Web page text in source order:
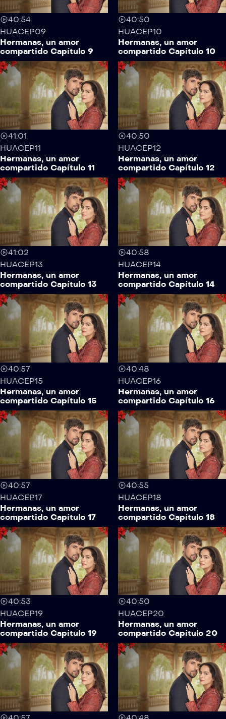
40:54
HUACEP09
Hermanas, un amor
compartido Capítulo 9
40:50
HUACEP10
Hermanas, un amor
compartido Capítulo 10
41:01
HUACEP11
Hermanas, un amor
compartido Capítulo 11
40:50
HUACEP12
Hermanas, un amor
compartido Capítulo 12
41:02
HUACEP13
Hermanas, un amor
compartido Capítulo 13
40:58
HUACEP14
Hermanas, un amor
compartido Capítulo 14
40:57
HUACEP15
Hermanas, un amor
compartido Capítulo 15
40:48
HUACEP16
Hermanas, un amor
compartido Capítulo 16
40:57
HUACEP17
Hermanas, un amor
compartido Capítulo 17
40:55
HUACEP18
Hermanas, un amor
compartido Capítulo 18
40:53
HUACEP19
Hermanas, un amor
compartido Capítulo 19
40:50
HUACEP20
Hermanas, un amor
compartido Capítulo 20